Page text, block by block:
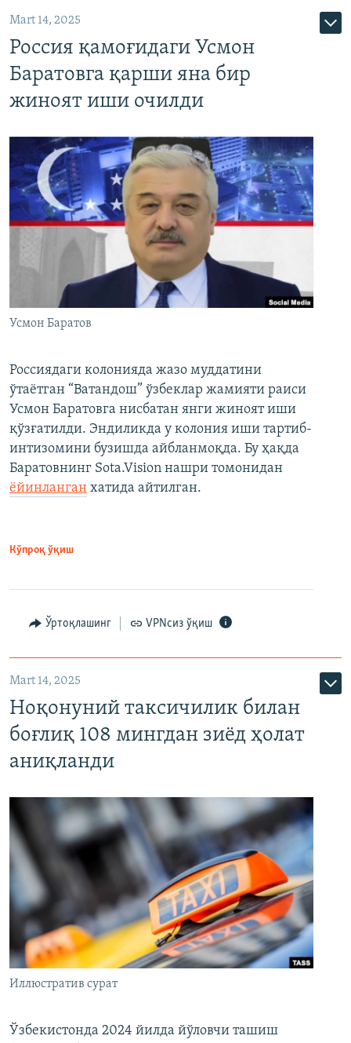
Mart 14, 2025
Россия қамоғидаги Усмон
Баратовга қарши яна бир
жиноят иши очилди
Усмон Баратов
Россиядаги колонияда жазо муддатини
ўтаётган “Ватандош” ўзбеклар жамияти раиси
Усмон Баратовга нисбатан янги жиноят иши
қўзғатилди. Эндиликда у колония иши тартиб-
интизомини бузишда айбланмоқда. Бу ҳақда
Баратовнинг Sota.Vision нашри томонидан
ёйинланган хатида айтилган.
Кўпроқ ўқиш
Ўртоқлашинг VPNсиз ўқиш
Mart 14, 2025
Ноқонуний таксичилик билан
боғлиқ 108 мингдан зиёд ҳолат
аниқланди
Иллюстратив сурат
Ўзбекистонда 2024 йилда йўловчи ташиш